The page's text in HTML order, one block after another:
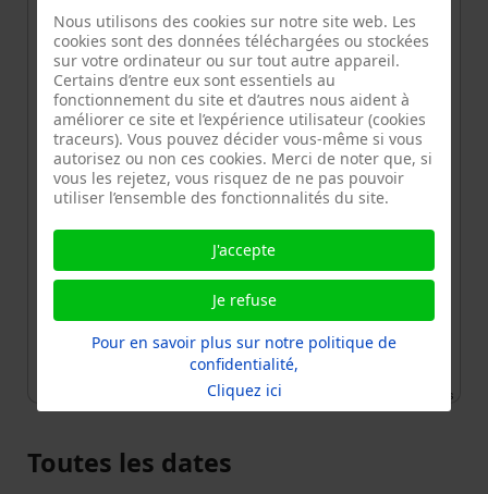
+
−
Leaflet contributors
Toutes les dates
Nous utilisons des cookies sur notre site web. Les
cookies sont des données téléchargées ou stockées
sur votre ordinateur ou sur tout autre appareil.
Certains d’entre eux sont essentiels au
fonctionnement du site et d’autres nous aident à
améliorer ce site et l’expérience utilisateur (cookies
traceurs). Vous pouvez décider vous-même si vous
autorisez ou non ces cookies. Merci de noter que, si
vous les rejetez, vous risquez de ne pas pouvoir
utiliser l’ensemble des fonctionnalités du site.
J'accepte
Je refuse
Pour en savoir plus sur notre politique de
confidentialité,
Cliquez ici